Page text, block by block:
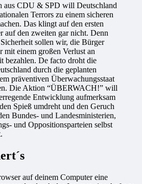
aus CDU & SPD will Deutschland
Terrors zu einem sicheren
Das klingt auf den ersten
auf den zweiten gar nicht. Denn
sollen wir, die Bürger
mit einem großen Verlust an
bezahlen. De facto droht die
durch die geplanten
präventiven Überwachungsstaat
Die Aktion “ÜBERWACH!” will
Entwicklung aufmerksam
Spieß umdreht und den Geruch
Bundes- und Landesministerien,
und Oppositionsparteien selbst
auf deinem Computer eine